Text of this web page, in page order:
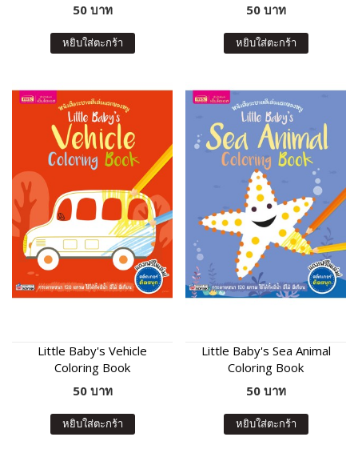
50 บาท
หยิบใส่ตะกร้า
50 บาท
หยิบใส่ตะกร้า
Little Baby's Vehicle
Coloring Book
50 บาท
หยิบใส่ตะกร้า
Little Baby's Sea Animal
Coloring Book
50 บาท
หยิบใส่ตะกร้า